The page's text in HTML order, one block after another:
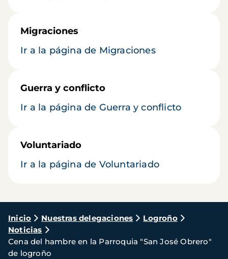
Migraciones
Ir a la página de Migraciones
Guerra y conflicto
Ir a la página de Guerra y conflicto
Voluntariado
Ir a la página de Voluntariado
Ruta
de
navegación
Inicio Nuestras delegaciones
Logroño
Noticias
Cena del hambre en la Parroquia "San José Obrero"
de logroño